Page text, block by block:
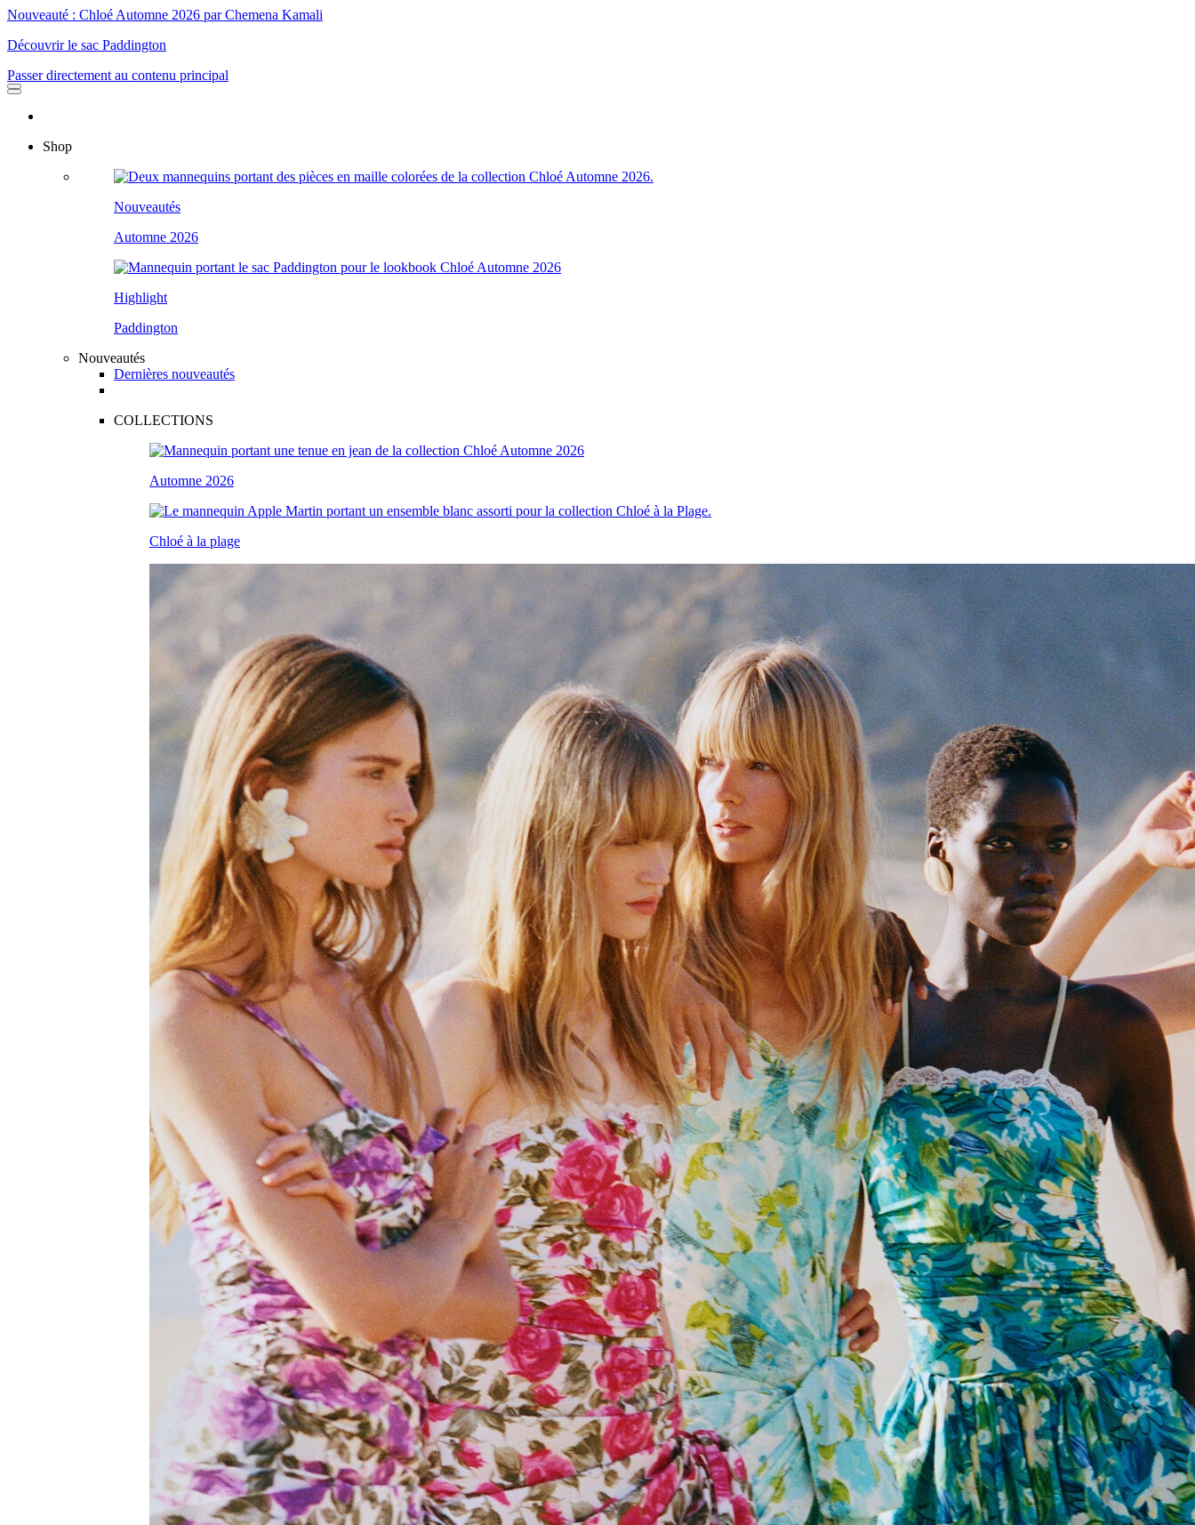
Nouveauté : Chloé Automne 2026 par Chemena Kamali
Découvrir le sac Paddington
Passer directement au contenu principal
Shop
Nouveautés
Automne 2026
Highlight
Paddington
Nouveautés
Dernières nouveautés
COLLECTIONS
Automne 2026
Chloé à la plage